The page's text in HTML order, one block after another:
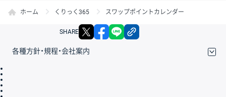
ホーム くりっく365 スワップポイントカレンダー
SHARE X facebook
各種方針・規程・会社案内